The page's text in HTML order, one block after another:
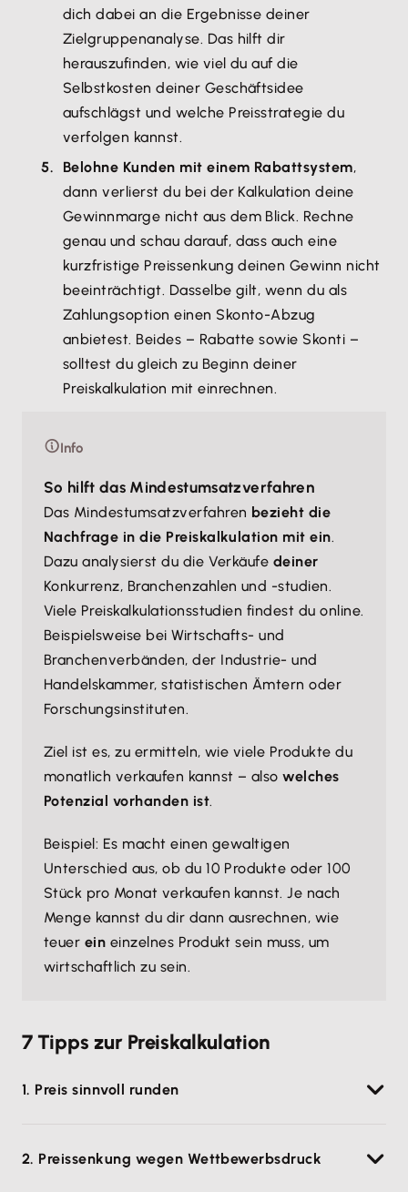
dich dabei an die Ergebnisse deiner
Zielgruppenanalyse. Das hilft dir
herauszufinden, wie viel du auf die
Selbstkosten deiner Geschäftsidee
aufschlägst und welche Preisstrategie du
verfolgen kannst.
Belohne Kunden mit einem Rabattsystem,
dann verlierst du bei der Kalkulation deine
Gewinnmarge nicht aus dem Blick. Rechne
genau und schau darauf, dass auch eine
kurzfristige Preissenkung deinen Gewinn nicht
beeinträchtigt. Dasselbe gilt, wenn du als
Zahlungsoption einen Skonto-Abzug
anbietest. Beides – Rabatte sowie Skonti –
solltest du gleich zu Beginn deiner
Preiskalkulation mit einrechnen.
Info
So hilft das Mindestumsatzverfahren
Das Mindestumsatzverfahren bezieht die
Nachfrage in die Preiskalkulation mit ein.
Dazu analysierst du die Verkäufe deiner
Konkurrenz, Branchenzahlen und -studien.
Viele Preiskalkulationsstudien findest du online.
Beispielsweise bei Wirtschafts- und
Branchenverbänden, der Industrie- und
Handelskammer, statistischen Ämtern oder
Forschungsinstituten.
Ziel ist es, zu ermitteln, wie viele Produkte du
monatlich verkaufen kannst – alsowelches
Potenzial vorhanden ist.
Beispiel: Es macht einen gewaltigen
Unterschied aus, ob du 10 Produkte oder 100
Stück pro Monat verkaufen kannst. Je nach
Menge kannst du dir dann ausrechnen, wie
teuer ein einzelnes Produkt sein muss, um
wirtschaftlich zu sein.
7 Tipps zur Preiskalkulation
1. Preis sinnvoll runden
„krummen“ Preis, z. B. 17,34 Euro? Dann solltest du
2. Preissenkung wegen Wettbewerbsdruck